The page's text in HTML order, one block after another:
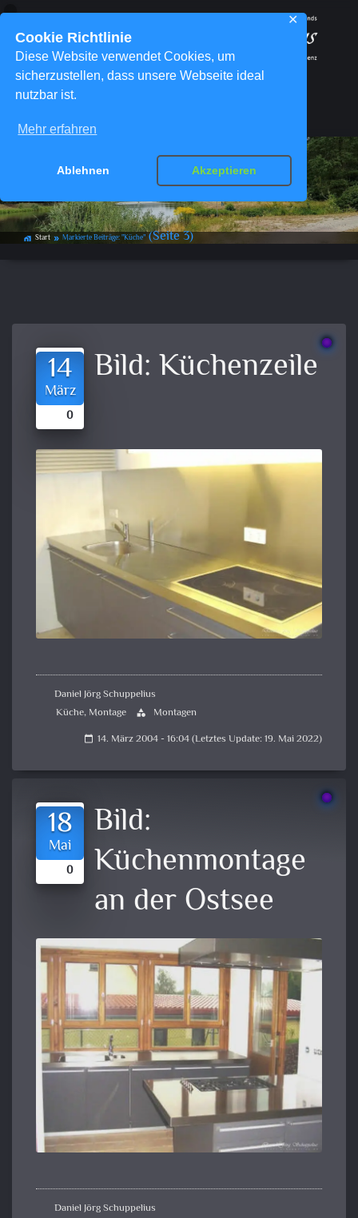
Cookie Richtlinie
Diese Website verwendet Cookies, um
sicherzustellen, dass unsere Webseite ideal
nutzbar ist.
Mehr erfahren
Ablehnen Akzeptieren
✕
Schlagwort-Archiv:Küche
home_work Start double_arrow Markierte Beiträge: "Küche"(Seite 3)
14
März
0
Bild: Küchenzeile
Daniel Jörg Schuppelius
Küche, Montage category Montagen
calendar_today 14. März 2004 - 16:04 (Letztes Update: 19. Mai 2022)
18
Mai
0
Bild:
Küchenmontage
an der Ostsee
Daniel Jörg Schuppelius